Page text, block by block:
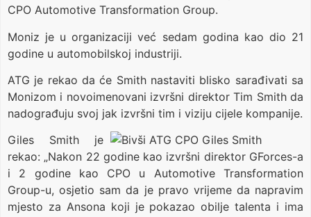
CPO Automotive Transformation Group.
Moniz je u organizaciji već sedam godina kao dio 21
godine u automobilskoj industriji.
ATG je rekao da će Smith nastaviti blisko sarađivati ​​sa
Monizom i novoimenovani izvršni direktor Tim Smith da
nadograđuju svoj jak izvršni tim i viziju cijele kompanije.
Giles Smith je
rekao: „Nakon 22 godine kao izvršni direktor GForces-a
i 2 godine kao CPO u Automotive Transformation
Group-u, osjetio sam da je pravo vrijeme da napravim
mjesto za Ansona koji je pokazao obilje talenta i ima